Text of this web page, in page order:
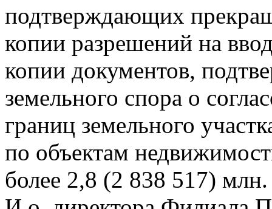
подтверждающих
копии разрешений на
копии документов,
земельного спора о
границ земельного
по объектам
более 2,8 (2 838 517)